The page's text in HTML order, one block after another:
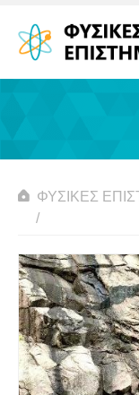
ΦΥΣΙΚΈΣ